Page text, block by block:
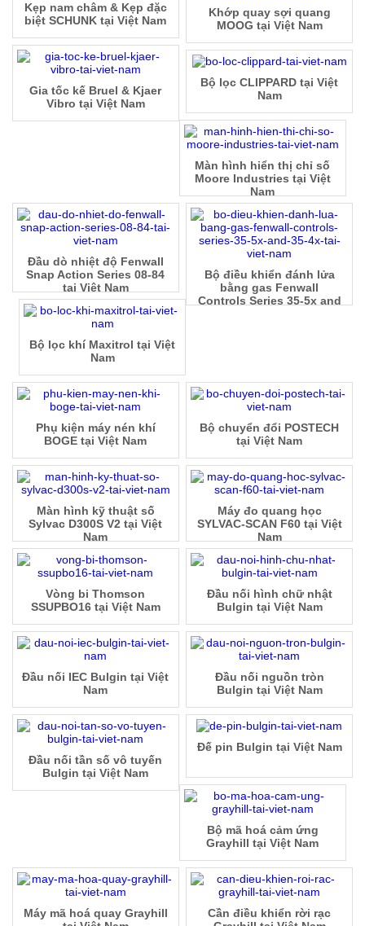
Kẹp nam châm & Kẹp đặc
biệt SCHUNK tại Việt Nam
Khớp quay sợi quang
MOOG tại Việt Nam
Gia tốc kế Bruel & Kjaer
Vibro tại Việt Nam
Bộ lọc CLIPPARD tại Việt
Nam
Màn hình hiển thị chỉ số
Moore Industries tại Việt
Nam
Bộ điều khiển đánh lửa
bằng gas Fenwall
Controls Series 35-5x and
Đầu dò nhiệt độ Fenwall
Snap Action Series 08-84
tại Việt Nam
Bộ lọc khí Maxitrol tại Việt
Nam
Phụ kiện máy nén khí
BOGE tại Việt Nam
Bộ chuyển đổi POSTECH
tại Việt Nam
Màn hình kỹ thuật số
Sylvac D300S V2 tại Việt
Nam
Máy đo quang học
SYLVAC-SCAN F60 tại Việt
Nam
Vòng bi Thomson
SSUPBO16 tại Việt Nam
Đầu nối hình chữ nhật
Bulgin tại Việt Nam
Đầu nối IEC Bulgin tại Việt
Nam
Đầu nối nguồn tròn
Bulgin tại Việt Nam
Đầu nối tần số vô tuyến
Bulgin tại Việt Nam
Đế pin Bulgin tại Việt Nam
Bộ mã hoá cảm ứng
Grayhill tại Việt Nam
Cần điều khiển rời rạc
Máy mã hoá quay Grayhill